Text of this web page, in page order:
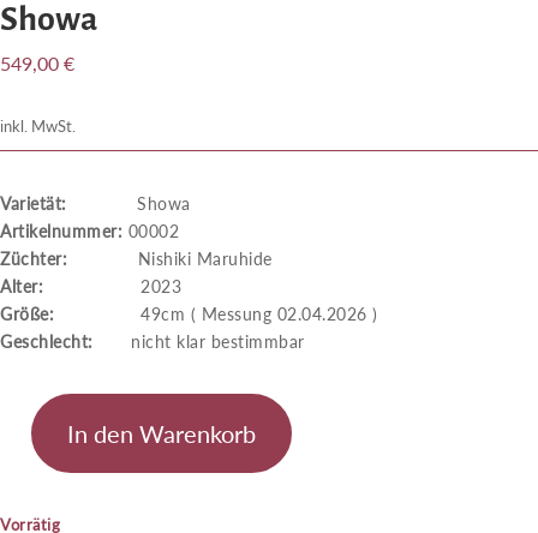
Showa
549,00 €
inkl. MwSt.
Varietät: Showa
Artikelnummer: 00002
Züchter: Nishiki Maruhide
Alter: 2023
Größe: 49cm ( Messung 02.04.2026 )
Geschlecht: nicht klar bestimmbar
Showa
Menge
In den Warenkorb
Vorrätig